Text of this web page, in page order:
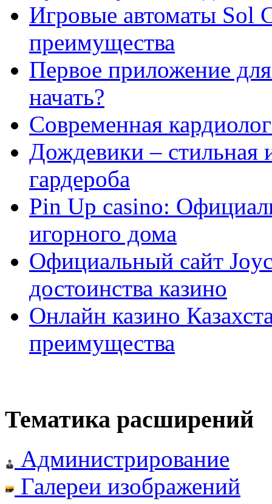
Игровые автоматы Sol
преимущества
Первое приложение
начать?
Современная
Дождевики – стильная
гардероба
Pin Up casino:
игорного дома
Официальный сайт
достоинства казино
Онлайн казино
преимущества
Тематика расширений
Администрирование
Галереи изображений